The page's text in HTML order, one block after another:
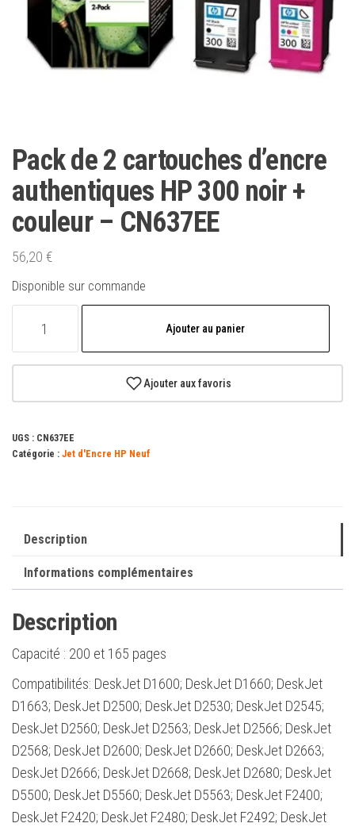
Pack de 2 cartouches d’encre
authentiques HP 300 noir +
couleur – CN637EE
56,20 €
Disponible sur commande
2
d'encre
noir
couleur
CN637EE
Ajouter au panier
Ajouter aux favoris
UGS : CN637EE
Catégorie : Jet d'Encre HP Neuf
Description
Informations complémentaires
Description
Capacité : 200 et 165 pages
Compatibilités: DeskJet D1600; DeskJet D1660; DeskJet
D1663; DeskJet D2500; DeskJet D2530; DeskJet D2545;
DeskJet D2560; DeskJet D2563; DeskJet D2566; DeskJet
D2568; DeskJet D2600; DeskJet D2660; DeskJet D2663;
DeskJet D2666; DeskJet D2668; DeskJet D2680; DeskJet
D5500; DeskJet D5560; DeskJet D5563; DeskJet F2400;
DeskJet F2420; DeskJet F2480; DeskJet F2492; DeskJet